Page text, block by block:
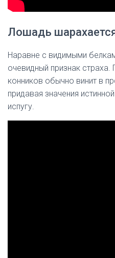
Лошадь
Наравне с видимыми
очевидный признак
конников обычно винит в
придавая значения
испугу.